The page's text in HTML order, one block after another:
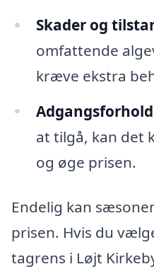
Skader og
omfattende
kræve ekstra
at tilgå, kan det
og øge prisen.
Endelig kan
prisen. Hvis du
tagrens i Løjt